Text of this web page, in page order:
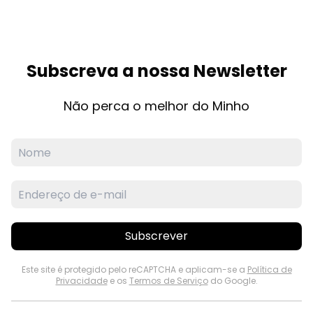
Subscreva a nossa Newsletter
Não perca o melhor do Minho
Subscrever
Este site é protegido pelo reCAPTCHA e aplicam-se a Política de
Privacidadee os Termos de Serviçodo Google.